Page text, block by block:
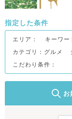
指定した条件
エリア：
キーワー
カテゴリ：グルメ
こだわり条件：
お